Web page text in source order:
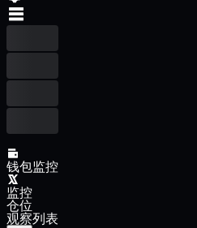
钱包监控
监控
仓位
观察列表